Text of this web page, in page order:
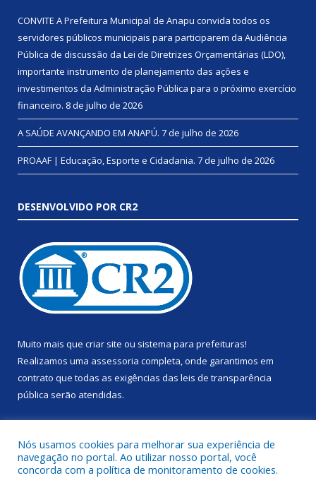
CONVITE A Prefeitura Municipal de Anapu convida todos os
servidores públicos municipais para participarem da Audiência
Pública de discussão da Lei de Diretrizes Orçamentárias (LDO),
importante instrumento de planejamento das ações e
investimentos da Administração Pública para o próximo exercício
financeiro. 8 de julho de 2026
A SAÚDE AVANÇANDO EM ANAPÚ. 7 de julho de 2026
PROAAF | Educação, Esporte e Cidadania. 7 de julho de 2026
DESENVOLVIDO POR CR2
Muito mais que criar site ou sistema para prefeituras!
Realizamos uma assessoria completa, onde garantimos em
contrato que todas as exigências das leis de transparência
pública serão atendidas.
Nós usamos cookies para melhorar sua experiência de
navegação no portal. Ao utilizar nosso portal, você
concorda com a política de monitoramento de cookies.